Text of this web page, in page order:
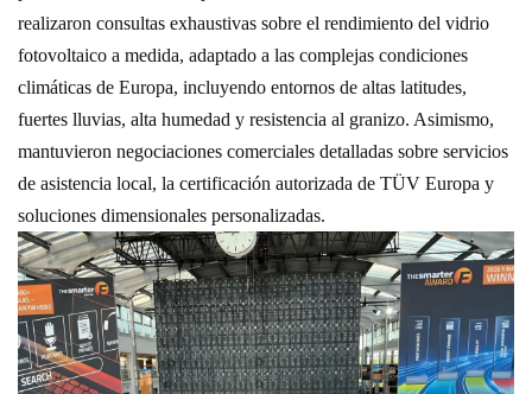
realizaron consultas exhaustivas sobre el rendimiento del vidrio
fotovoltaico a medida, adaptado a las complejas condiciones
climáticas de Europa, incluyendo entornos de altas latitudes,
fuertes lluvias, alta humedad y resistencia al granizo. Asimismo,
mantuvieron negociaciones comerciales detalladas sobre servicios
de asistencia local, la certificación autorizada de TÜV Europa y
soluciones dimensionales personalizadas.